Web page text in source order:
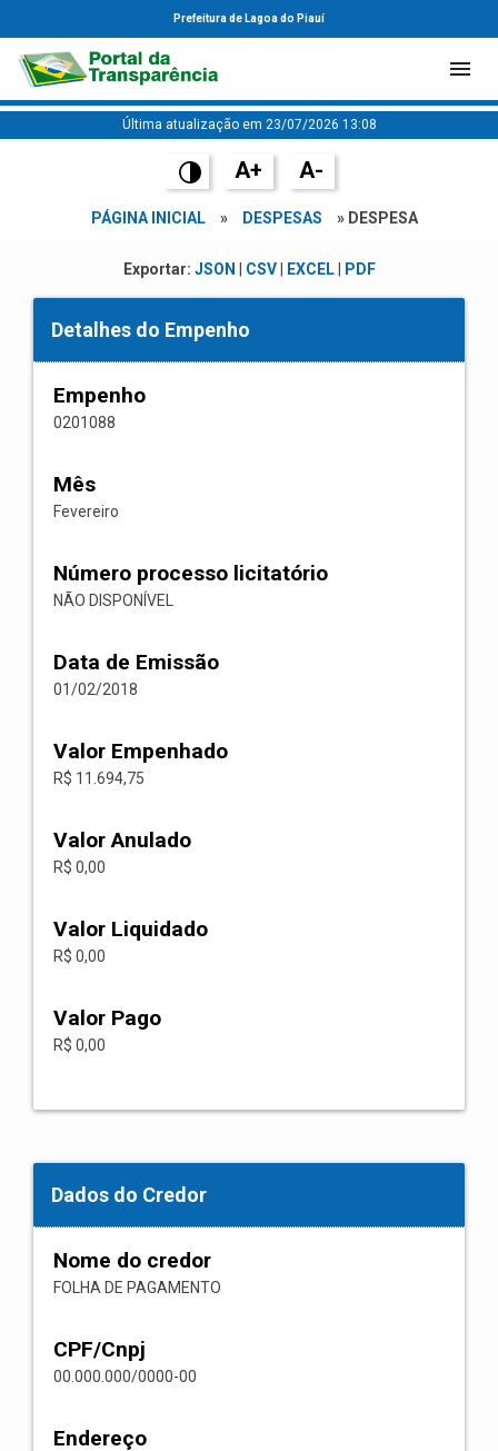
Prefeitura de Lagoa do Piauí
Última atualização em 23/07/2026 13:08
A+ A-
PÁGINA INICIAL » DESPESAS » DESPESA
Exportar: JSON CSV| EXCEL| PDF
Detalhes do Empenho
Empenho
0201088
Mês
Fevereiro
Número processo licitatório
NÃO DISPONÍVEL
Data de Emissão
01/02/2018
Valor Empenhado
R$ 11.694,75
Valor Anulado
R$ 0,00
Valor Liquidado
R$ 0,00
Valor Pago
R$ 0,00
Dados do Credor
Nome do credor
FOLHA DE PAGAMENTO
CPF/Cnpj
00.000.000/0000-00
Endereço